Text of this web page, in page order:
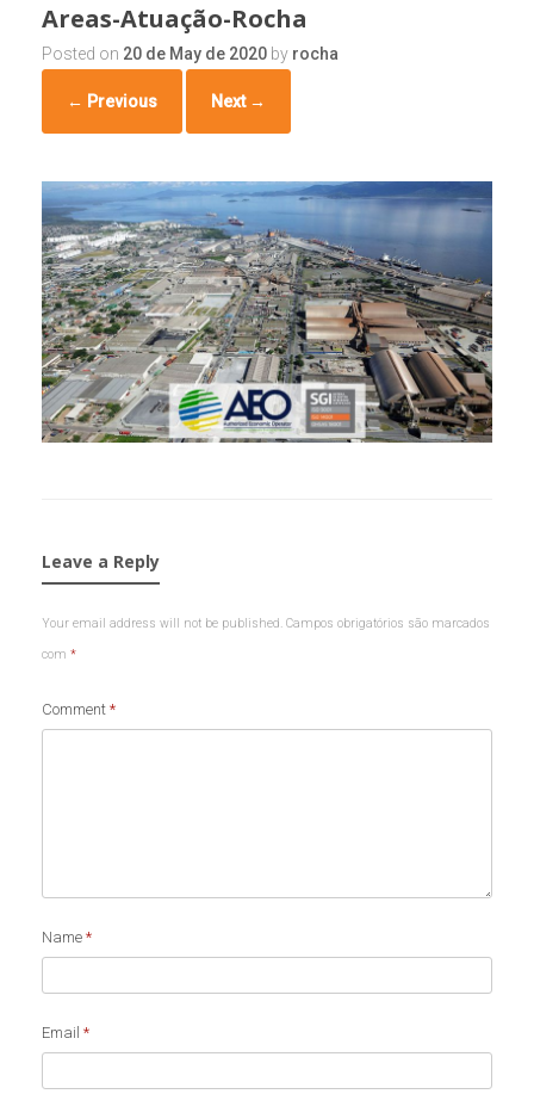
Areas-Atuação-Rocha
Posted on 20 de May de 2020 by rocha
← Previous Next →
Leave a Reply
Your email address will not be published. Campos obrigatórios são marcados
com *
Comment *
Name *
Email *